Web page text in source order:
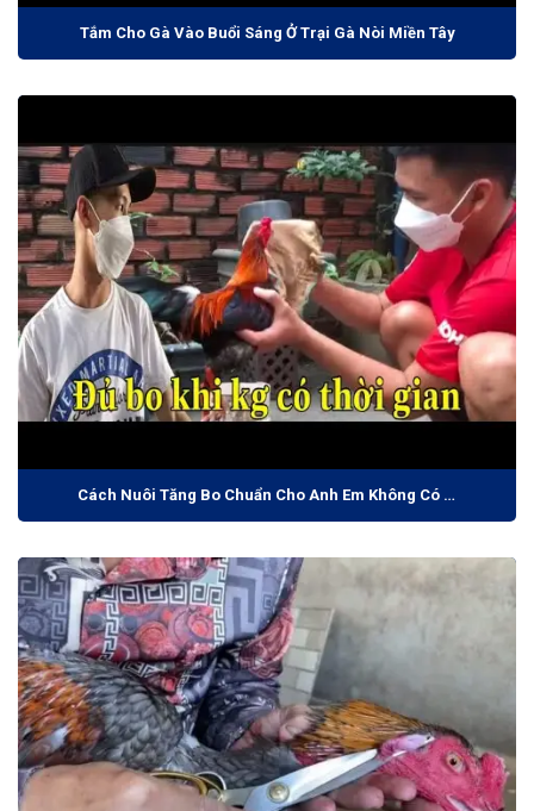
Tắm Cho Gà Vào Buổi Sáng Ở Trại Gà Nòi Miền Tây
Cách Nuôi Tăng Bo Chuẩn Cho Anh Em Không Có Thời Gian